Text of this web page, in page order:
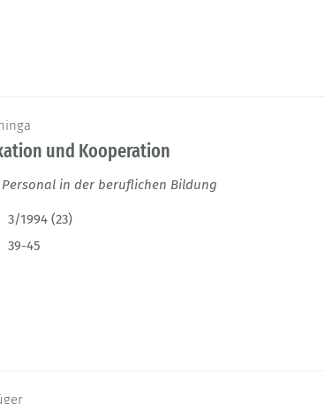
und Kooperation
in der beruflichen Bildung
3/1994 (23)
39-45